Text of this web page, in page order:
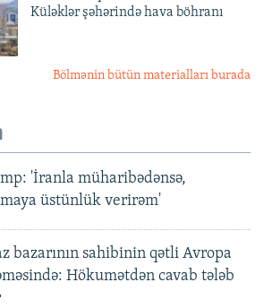
Küləklər şəhərində hava böhranı
Bölmənin bütün materialları burada
'İranla müharibədənsə,
üstünlük verirəm'
bazarının sahibinin qətli Avropa
Hökumətdən cavab tələb